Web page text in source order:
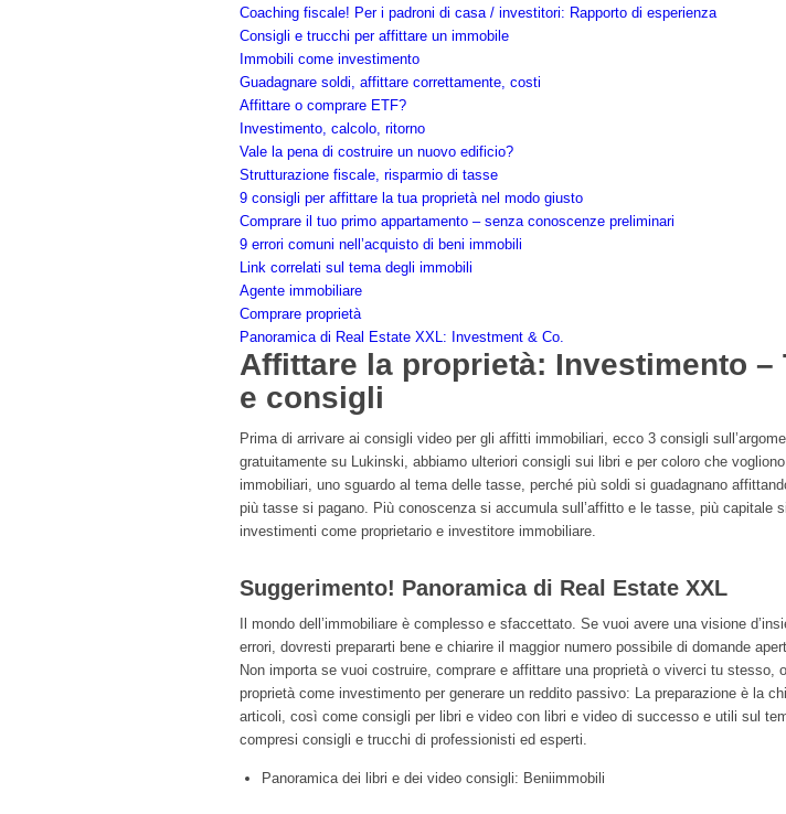
Coaching fiscale! Per i padroni di casa / investitori: Rapporto di esperienza
Consigli e trucchi per affittare un immobile
Immobili come investimento
Guadagnare soldi, affittare correttamente, costi
Affittare o comprare ETF?
Investimento, calcolo, ritorno
Vale la pena di costruire un nuovo edificio?
Strutturazione fiscale, risparmio di tasse
9 consigli per affittare la tua proprietà nel modo giusto
Comprare il tuo primo appartamento – senza conoscenze preliminari
9 errori comuni nell’acquisto di beni immobili
Link correlati sul tema degli immobili
Agente immobiliare
Comprare proprietà
Panoramica di Real Estate XXL: Investment & Co.
Affittare la proprietà: Investimento –
e consigli
Prima di arrivare ai consigli video per gli affitti immobiliari, ecco 3 consigli
gratuitamente su Lukinski, abbiamo ulteriori consigli sui libri e per coloro che
immobiliari, uno sguardo al tema delle tasse, perché più soldi si guadagnano
più tasse si pagano. Più conoscenza si accumula sull’affitto e le tasse, più capitale
investimenti come proprietario e investitore immobiliare.
Suggerimento! Panoramica di Real Estate XXL
Il mondo dell’immobiliare è complesso e sfaccettato. Se vuoi avere una visione
errori, dovresti prepararti bene e chiarire il maggior numero possibile di domande
Non importa se vuoi costruire, comprare e affittare una proprietà o viverci tu stesso,
proprietà come investimento per generare un reddito passivo: La preparazione è la
articoli, così come consigli per libri e video con libri e video di successo e utili sul
compresi consigli e trucchi di professionisti ed esperti.
Panoramica dei libri e dei video consigli: Beniimmobili